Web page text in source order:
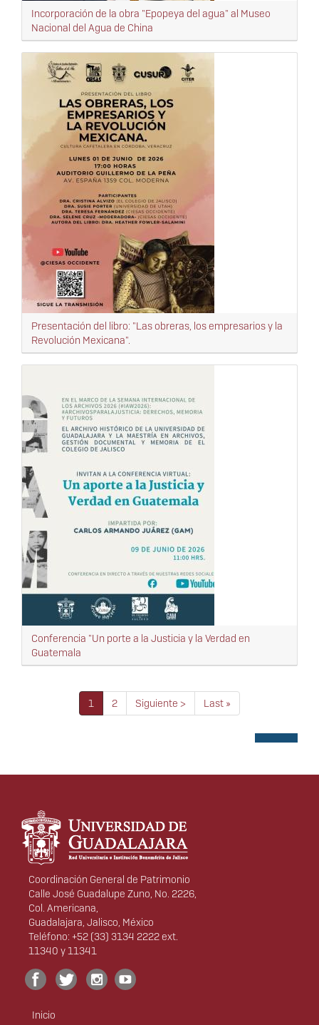
Incorporación de la obra "Epopeya del agua" al Museo
Nacional del Agua de China
Presentación del libro: "Las obreras, los empresarios y la
Revolución Mexicana".
Conferencia "Un porte a la Justicia y la Verdad en
Guatemala
Paginación
Página
actual
1 Página
2
Siguiente
página
Siguiente >
Última
página
Last »
Información del portal
Coordinación General de Patrimonio
Calle José Guadalupe Zuno, No. 2226,
Col. Americana,
Guadalajara, Jalisco, México
Teléfono: +52 (33) 3134 2222 ext.
11340 y 11341
Inicio